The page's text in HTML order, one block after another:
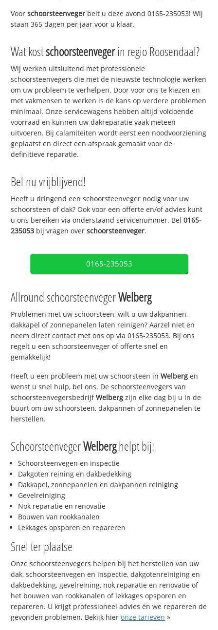
Voorschoorsteenveger belt u deze avond 0165-235053! Wij
staan 365 dagen per jaar voor u klaar.
Wat kostschoorsteenvegerin regio Roosendaal?
Wij werken uitsluitend met professionele
schoorsteenvegers die met de nieuwste technologie werken
om uw probleem te verhelpen. Door voor ons te kiezen en
met vakmensen te werken is de kans op verdere problemen
minimaal. Onze servicewagens hebben altijd voldoende
voorraad en kunnen uw dakreparatie vaak meteen
uitvoeren. Bij calamiteiten wordt eerst een noodvoorziening
geplaatst en direct een afspraak gemaakt voor de
definitieve reparatie.
Bel nu vrijblijvend!
Heeft u dringend een schoorsteenveger nodig voor uw
schoorsteen of dak? Ook voor een offerte en/of advies kunt
u ons bereiken via onderstaand servicenummer. Bel0165-
235053 bij vragen overschoorsteenveger.
0165-235053
Allround schoorsteenvegerWelberg
Problemen met uw schoorsteen, wilt u uw dakpannen,
dakkapel of zonnepanelen laten reinigen? Aarzel niet en
neem direct contact met ons op via 0165-235053. Bij ons
regelt u een schoorsteenveger of offerte snel en
gemakkelijk!
Heeft u een probleem met uw schoorsteen inWelberg en
wenst u snel hulp, bel ons. De schoorsteenvegers van
schoorsteenvegersbedrijfWelberg zijn elke dag bij u in de
buurt om uw schoorsteen, dakpannen of zonnepanelen te
herstellen.
SchoorsteenvegerWelberghelpt bij:
Schoorsteenvegen en inspectie
Dakgoten reining en dakbedekking
Dakkapel, zonnepanelen en dakpannen reiniging
Gevelreiniging
Nok reparatie en renovatie
Bouwen van rookkanalen
Lekkages opsporen en repareren
Snel ter plaatse
Onze schoorsteenvegers helpen bij het herstellen van uw
dak, schoorsteenvegen en inspectie, dakgotenreiniging en
dakbedekking, gevelreining, nok reparatie en renovatie of
het bouwen van rookkanalen of lekkages opsporen en
repareren. U krijgt professioneel advies én we repareren de
gevonden problemen. Bekijk hieronze tarieven »